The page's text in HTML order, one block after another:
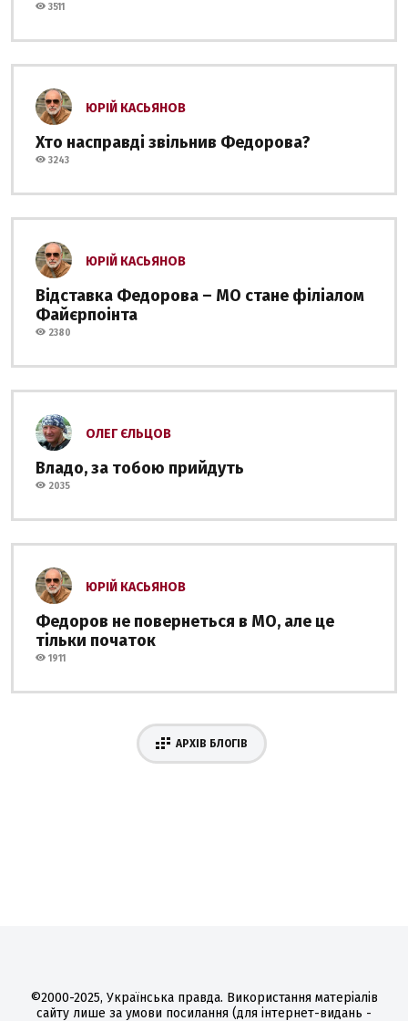
3511
ЮРІЙ КАСЬЯНОВ
Хто насправді звільнив Федорова?
3243
ЮРІЙ КАСЬЯНОВ
Відставка Федорова – МО стане філіалом
Файєрпоінта
2380
ОЛЕГ ЄЛЬЦОВ
Владо, за тобою прийдуть
2035
ЮРІЙ КАСЬЯНОВ
Федоров не повернеться в МО, але це
тільки початок
1911
АРХІВ БЛОГІВ
©2000-2025, Українська правда. Використання матеріалів
сайту лише за умови посилання (для інтернет-видань -